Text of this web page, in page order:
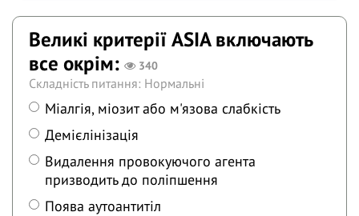
Великі критерії ASIA включають
все окрім:
340
Складність питання: Нормальні
Міалгія, міозит або м'язова слабкість
Демієлінізація
Видалення провокуючого агента
призводить до поліпшення
Поява аутоантитіл